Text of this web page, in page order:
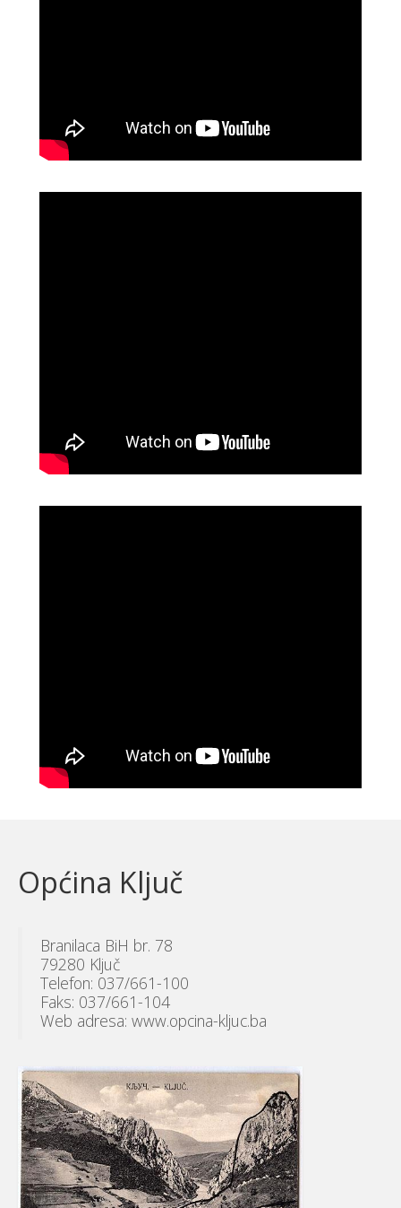
Općina Ključ
Branilaca BiH br. 78
79280 Ključ
Telefon: 037/661-100
Faks: 037/661-104
Web adresa: www.opcina-kljuc.ba